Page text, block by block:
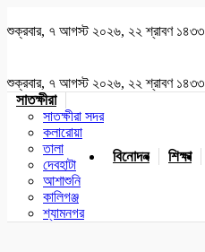
শুক্রবার, ৭ আগস্ট ২০২৬, ২২ শ্রাবণ ১৪৩৩
শুক্রবার, ৭ আগস্ট ২০২৬, ২২ শ্রাবণ ১৪৩৩
সাতক্ষীরা
সাতক্ষীরা সদর
কলারোয়া
তালা
দেবহাটা
আশাশুনি
কালিগঞ্জ
শ্যামনগর
বিনোদন শিক্ষা